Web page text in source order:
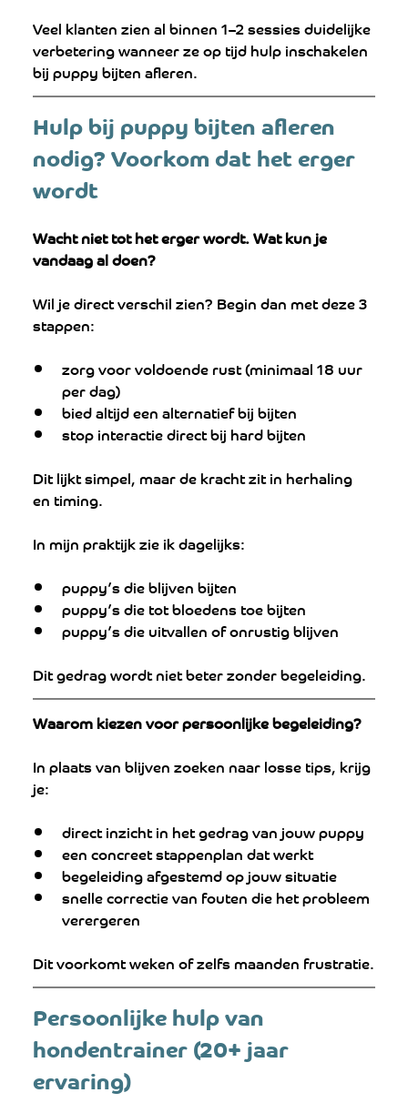
Veel klanten zien al binnen 1–2 sessies duidelijke
verbetering wanneer ze op tijd hulp inschakelen
bij puppy bijten afleren.
Hulp bij puppy bijten afleren
nodig? Voorkom dat het erger
wordt
Wacht niet tot het erger wordt. Wat kun je
vandaag al doen?
Wil je direct verschil zien? Begin dan met deze 3
stappen:
zorg voor voldoende rust (minimaal 18 uur
per dag)
bied altijd een alternatief bij bijten
stop interactie direct bij hard bijten
Dit lijkt simpel, maar de kracht zit in herhaling
en timing.
In mijn praktijk zie ik dagelijks:
puppy’s die blijven bijten
puppy’s die tot bloedens toe bijten
puppy’s die uitvallen of onrustig blijven
Dit gedrag wordt niet beter zonder begeleiding.
Waarom kiezen voor persoonlijke begeleiding?
In plaats van blijven zoeken naar losse tips, krijg
je:
direct inzicht in het gedrag van jouw puppy
een concreet stappenplan dat werkt
begeleiding afgestemd op jouw situatie
snelle correctie van fouten die het probleem
verergeren
Dit voorkomt weken of zelfs maanden frustratie.
Persoonlijke hulp van
hondentrainer (20+ jaar
ervaring)